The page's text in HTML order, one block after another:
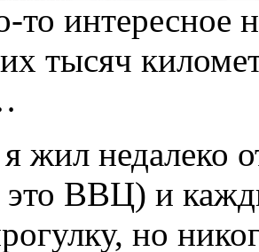
то интересное
тысяч
я жил недалеко
это ВВЦ) и
но